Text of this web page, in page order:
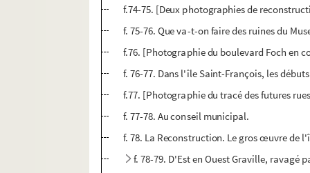
f.74-75. [Deux photographies de
f. 75-76. Que va-t-on faire des ruines du
f.76. [Photographie du boulevard Foch en
f. 76-77. Dans l'île Saint-François, les
f.77. [Photographie du tracé des futures
f. 77-78. Au conseil municipal.
f. 78. La Reconstruction. Le gros œuvre de
f. 78-79. D'Est en Ouest Graville, ravagé